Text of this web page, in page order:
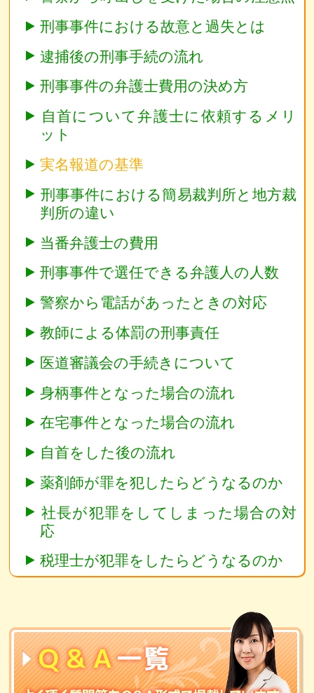
刑事事件における故意と過失とは
逮捕後の刑事手続の流れ
刑事事件の弁護士費用の決め方
自首について弁護士に依頼するメリ
ット
実名報道の基準
刑事事件における簡易裁判所と地方裁
判所の違い
当番弁護士の費用
刑事事件で選任できる弁護人の人数
警察から電話があったときの対応
教師による体罰の刑事責任
医道審議会の手続きについて
身柄事件となった場合の流れ
在宅事件となった場合の流れ
自首をした後の流れ
薬剤師が罪を犯したらどうなるのか
社長が犯罪をしてしまった場合の対
応
税理士が犯罪をしたらどうなるのか